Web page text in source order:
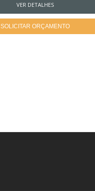
VER DETALHES
SOLICITAR ORÇAMENTO